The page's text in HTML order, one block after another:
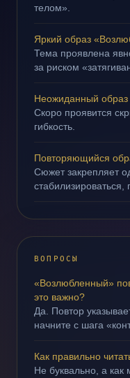
телом».
Яркий образ
Тема проявлена
за риском
Неожиданный
Скоро проявится
гибкость.
Повторяющийся
Сюжет закрепляет
стабилизироваться,
ВОПРОСЫ
«Возлюбленный»
это важно?
Да. Повтор
начните с шага
Как правильно
Не буквально, а как